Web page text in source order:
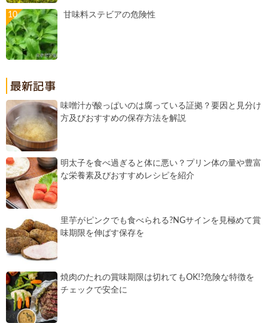
甘味料ステビアの危険性
味噌汁が酸っぱいのは腐っている証拠？要因と見分け
方及びおすすめの保存方法を解説
明太子を食べ過ぎると体に悪い？プリン体の量や豊富
な栄養素及びおすすめレシピを紹介
里芋がピンクでも食べられる?NGサインを見極めて賞
味期限を伸ばす保存を
焼肉のたれの賞味期限は切れてもOK!?危険な特徴を
チェックで安全に